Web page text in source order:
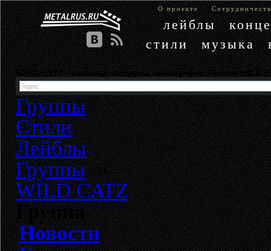
О проекте
лейблы
стили
музыка
WILD CATZ - альбомы, концерты, дискография. Группа WILD
Группы
Стили
Лейблы
Группы»
WILD CATZ
Группа
Новости